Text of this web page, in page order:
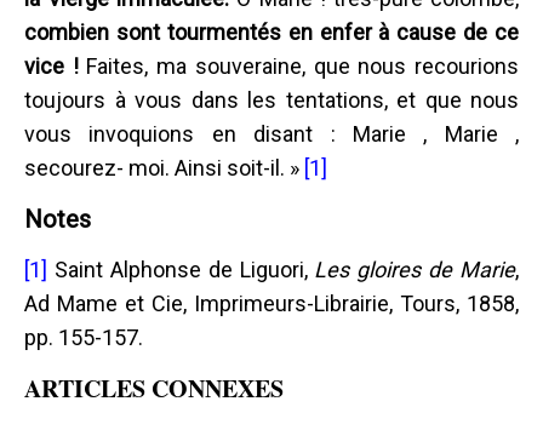
combien sont tourmentés en enfer à cause de ce
vice !Faites, ma souveraine, que nous recourions
toujours à vous dans les tentations, et que nous
vous invoquions en disant : Marie , Marie ,
secourez- moi. Ainsi soit-il. » [1]
Notes
[1] Saint Alphonse de Liguori, Les gloires de Marie,
Ad Mame et Cie, Imprimeurs-Librairie, Tours, 1858,
pp. 155-157.
ARTICLES CONNEXES